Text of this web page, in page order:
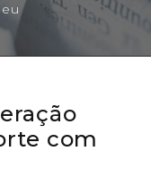
com